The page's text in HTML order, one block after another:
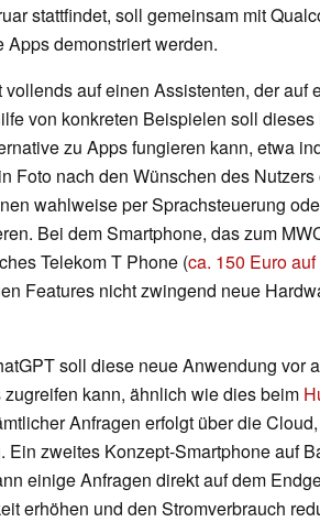
stattfindet, soll gemeinsam mit
demonstriert werden.
auf einen Assistenten, der auf
von konkreten Beispielen soll dieses
zu Apps fungieren kann, etwa
Foto nach den Wünschen des Nutzers
wahlweise per Sprachsteuerung
Bei dem Smartphone, das zum
Telekom T Phone (ca. 150 Euro
Features nicht zwingend neue
soll diese neue Anwendung vor
kann, ähnlich wie dies beim
Anfragen erfolgt über die
zweites Konzept-Smartphone auf
einige Anfragen direkt auf dem
erhöhen und den Stromverbrauch